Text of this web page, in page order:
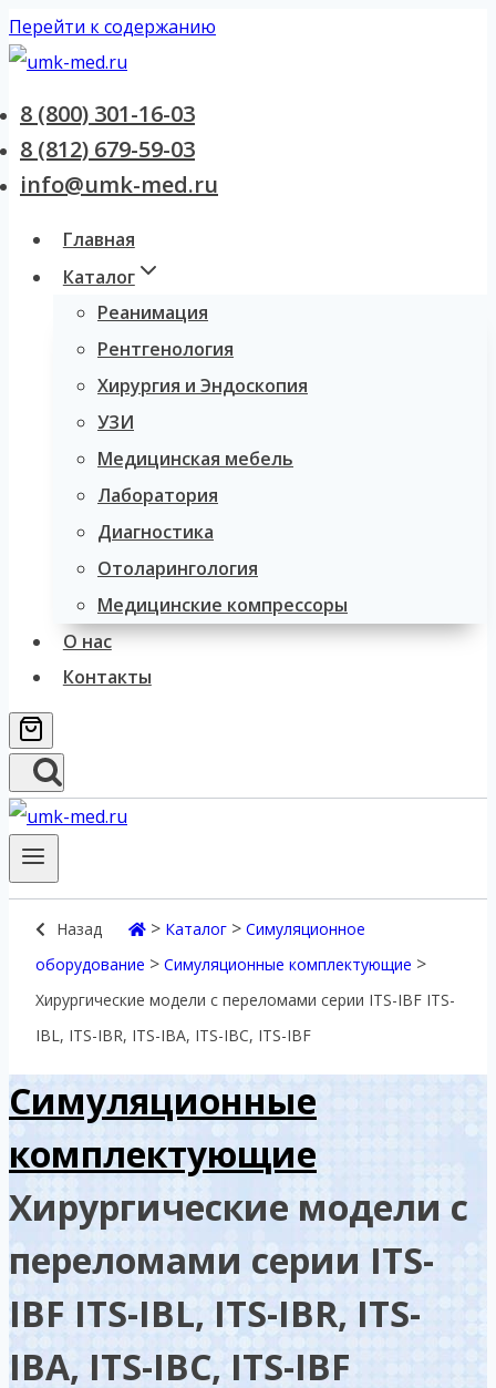
Перейти к содержанию
8 (800) 301-16-03
8 (812) 679-59-03
info@umk-med.ru
Главная
Каталог
Реанимация
Рентгенология
Хирургия и Эндоскопия
УЗИ
Медицинская мебель
Лаборатория
Диагностика
Отоларингология
Медицинские компрессоры
О нас
Контакты
Назад > Каталог > Симуляционное
оборудование > Симуляционные комплектующие >
Хирургические модели с переломами серии ITS-IBF ITS-
IBL, ITS-IBR, ITS-IBA, ITS-IBC, ITS-IBF
Симуляционные
комплектующие
Хирургические модели с
переломами серии ITS-
IBF ITS-IBL, ITS-IBR, ITS-
IBA, ITS-IBC, ITS-IBF